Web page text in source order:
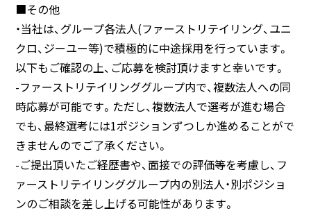
■その他
・当社は、グループ各法人(ファーストリテイリング、ユニ
クロ、ジーユー等)で積極的に中途採用を行っています。
以下もご確認の上、ご応募を検討頂けますと幸いです。
-ファーストリテイリンググループ内で、複数法人への同
時応募が可能です。ただし、複数法人で選考が進む場合
でも、最終選考には1ポジションずつしか進めることがで
きませんのでご了承ください。
-ご提出頂いたご経歴書や、面接での評価等を考慮し、フ
ァーストリテイリンググループ内の別法人・別ポジショ
ンのご相談を差し上げる可能性があります。